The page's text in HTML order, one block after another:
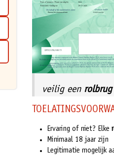
veilig een
Ervaring of niet? Elke
Minimaal 18 jaar zijn
Legitimatie mogelijk